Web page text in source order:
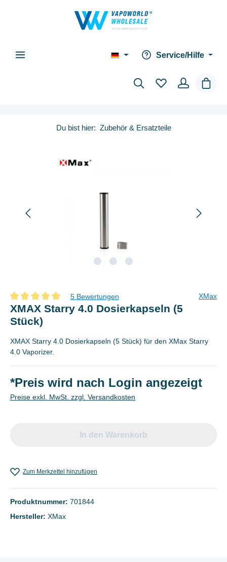
Service/Hilfe
Du bist hier: Zubehör & Ersatzteile
Bildergalerie überspringen
Durchschnittliche Bewertung von 5 von 5 Sternen
5 Bewertungen XMax
XMAX Starry 4.0 Dosierkapseln (5
Stück)
XMAX Starry 4.0 Dosierkapseln (5 Stück) für den XMax Starry
4.0 Vaporizer.
*Preis wird nach Login angezeigt
Preise exkl. MwSt. zzgl. Versandkosten
In den Warenkorb
Zum Merkzettel hinzufügen
Produktnummer: 701844
Hersteller: XMax